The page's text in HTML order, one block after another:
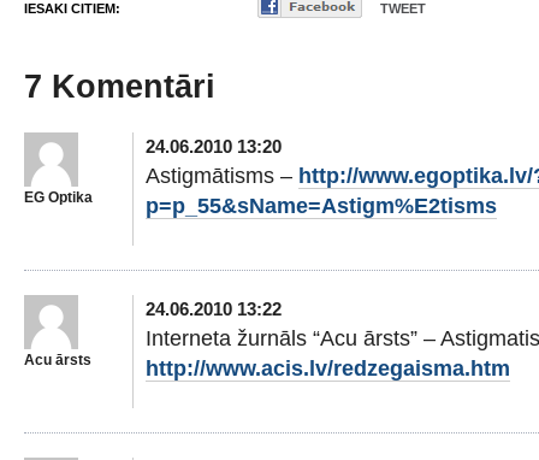
IESAKI CITIEM: TWEET
7 Komentāri
EG Optika
24.06.2010 13:20
Astigmātisms – http://www.egoptika.lv/
p=p_55&sName=Astigm%E2tisms
Acu ārsts
24.06.2010 13:22
Interneta žurnāls “Acu ārsts” –
http://www.acis.lv/redzegaisma.htm